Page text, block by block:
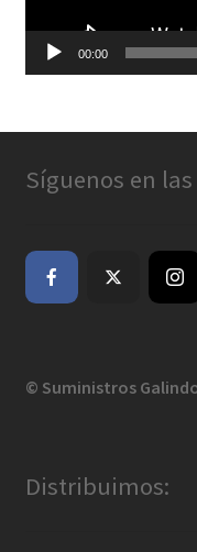
00:00
Síguenos en
© Suministros
Distribuimos: